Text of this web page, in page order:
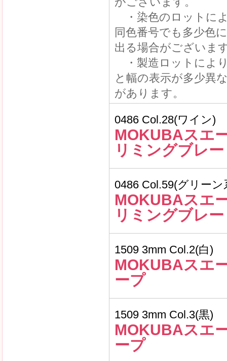
・染色のロットに
同色番号でも多少色
出る場合がございま
・製造ロットによ
と幅の表示が多少異
があります。
0486 Col.28(ワイン)
MOKUBAスエ
リミングブレ
0486 Col.59(グリーン
MOKUBAスエ
リミングブレ
1509 3mm Col.2(白)
MOKUBAスエ
ープ
1509 3mm Col.3(黒)
MOKUBAスエ
ープ